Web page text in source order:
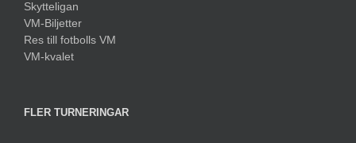
Skytteligan
VM-Biljetter
Res till fotbolls VM
VM-kvalet
FLER TURNERINGAR